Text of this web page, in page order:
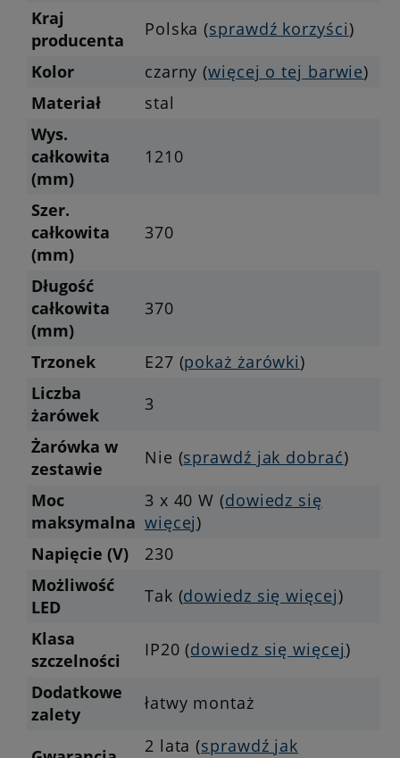
Kraj
producenta
Polska (sprawdź korzyści)
Kolor
czarny (więcej o tej barwie)
Materiał
stal
Wys.
całkowita
(mm)
1210
Szer.
całkowita
(mm)
370
Długość
całkowita
(mm)
370
Trzonek E27 (pokaż żarówki)
Liczba
żarówek
3
Żarówka w
zestawie
Nie (sprawdź jak dobrać)
Moc
maksymalna
3 x 40 W (dowiedz się
więcej)
Napięcie (V)
230
Możliwość
LED
Tak (dowiedz się więcej)
Klasa
szczelności
IP20 (dowiedz się więcej)
Dodatkowe
zalety
łatwy montaż
2 lata (sprawdź jak